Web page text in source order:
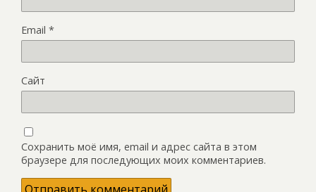
Email *
Сайт
Сохранить моё имя, email и адрес сайта в этом
браузере для последующих моих комментариев.